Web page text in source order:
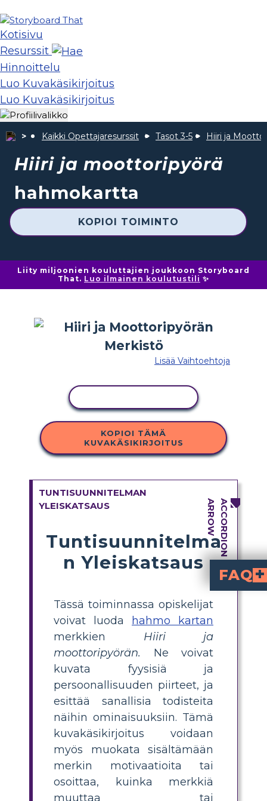
Kotisivu
Resurssit
Hinnoittelu
Luo Kuvakäsikirjoitus
Luo Kuvakäsikirjoitus
Kaikki Opettajaresurssit Tasot 3-5 Hiiri ja
Hiiri ja moottoripyörä
hahmokartta
KOPIOI TOIMINTO
Liity miljoonien kouluttajien joukkoon Storyboard
That. Luo ilmainen koulutustili ✨
Lisää Vaihtoehtoja
KOPIOI TÄMÄ
KUVAKÄSIKIRJOITUS
TUNTISUUNNITELMAN
YLEISKATSAUS
Tuntisuunnitelma
n Yleiskatsaus
Tässä toiminnassa opiskelijat
voivat luoda
hahmo kartan
merkkien Hiiri ja
moottoripyörän. Ne voivat
kuvata fyysisiä ja
persoonallisuuden piirteet, ja
esittää sanallisia todisteita
näihin ominaisuuksiin. Tämä
kuvakäsikirjoitus voidaan
myös muokata sisältämään
merkin motivaatioita tai
osoittaa, kuinka merkkiä
muuttaa tai
FAQ